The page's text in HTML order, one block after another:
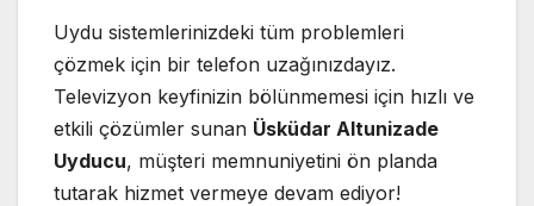
Uydu sistemlerinizdeki tüm problemleri
çözmek için bir telefon uzağınızdayız.
Televizyon keyfinizin bölünmemesi için hızlı ve
etkili çözümler sunan Üsküdar Altunizade
Uyducu, müşteri memnuniyetini ön planda
tutarak hizmet vermeye devam ediyor!